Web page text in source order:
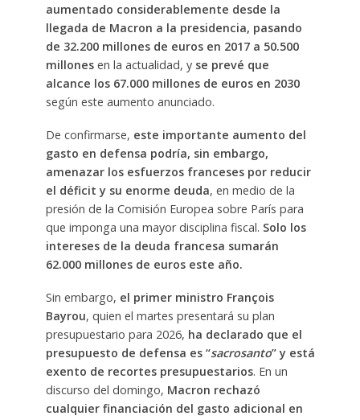
aumentado considerablemente desde la
llegada de Macron a la presidencia, pasando
de 32.200 millones de euros en 2017 a 50.500
millonesen la actualidad, y se prevé que
alcance los 67.000 millones de euros en 2030
según este aumento anunciado.
De confirmarse, este importante aumento del
gasto en defensa podría, sin embargo,
amenazar los esfuerzos franceses por reducir
el déficit y su enorme deuda, en medio de la
presión de la Comisión Europea sobre París para
que imponga una mayor disciplina fiscal. Solo los
intereses de la deuda francesa sumarán
62.000 millones de euros este año.
Sin embargo, el primer ministro François
Bayrou, quien el martes presentará su plan
presupuestario para 2026, ha declarado que el
presupuesto de defensa es “sacrosanto” y está
exento de recortes presupuestarios. En un
discurso del domingo, Macron rechazó
cualquier financiación del gasto adicional en